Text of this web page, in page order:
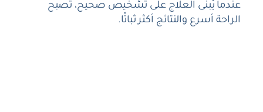
عندما يُبنى العلاج على تشخيص صحيح، تصبح
الراحة أسرع والنتائج أكثر ثباتًا.